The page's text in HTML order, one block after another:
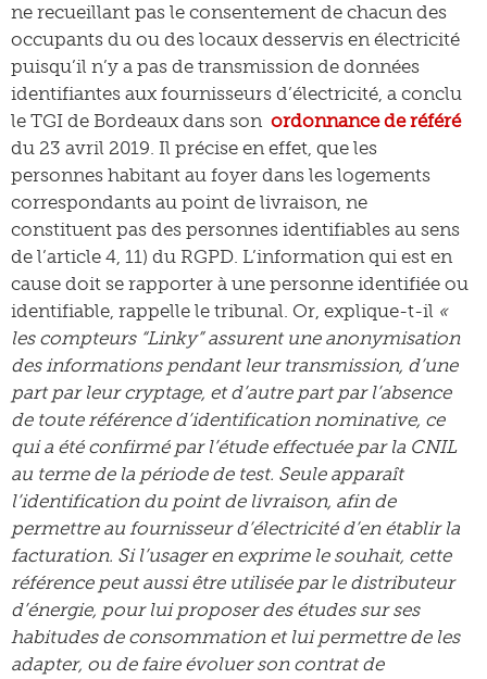
ne recueillant pas le consentement de chacun des
occupants du ou des locaux desservis en électricité
puisqu’il n’y a pas de transmission de données
identifiantes aux fournisseurs d’électricité, a conclu
le TGI de Bordeaux dans son ordonnance de référé
du 23 avril 2019. Il précise en effet, que les
personnes habitant au foyer dans les logements
correspondants au point de livraison, ne
constituent pas des personnes identifiables au sens
de l’article 4, 11) du RGPD. L’information qui est en
cause doit se rapporter à une personne identifiée ou
identifiable, rappelle le tribunal. Or, explique-t-il «
les compteurs “Linky” assurent une anonymisation
des informations pendant leur transmission, d’une
part par leur cryptage, et d’autre part par l’absence
de toute référence d’identification nominative, ce
qui a été confirmé par l’étude effectuée par la CNIL
au terme de la période de test. Seule apparaît
l’identification du point de livraison, afin de
permettre au fournisseur d’électricité d’en établir la
facturation. Si l’usager en exprime le souhait, cette
référence peut aussi être utilisée par le distributeur
d’énergie, pour lui proposer des études sur ses
habitudes de consommation et lui permettre de les
adapter, ou de faire évoluer son contrat de